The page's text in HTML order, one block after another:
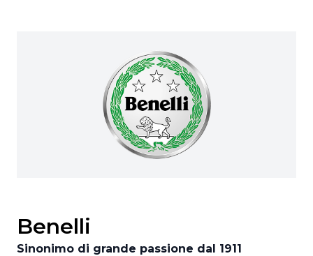
Benelli
Sinonimo di grande passione dal 1911